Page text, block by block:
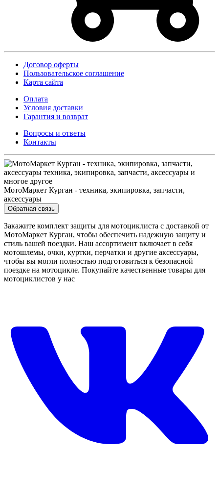
Договор оферты
Пользовательское соглашение
Карта сайта
Оплата
Условия доставки
Гарантия и возврат
Вопросы и ответы
Контакты
МотоМаркет Курган - техника, экипировка, запчасти,
аксессуары
Обратная связь
Закажите комплект защиты для мотоциклиста с доставкой от
МотоМаркет Курган, чтобы обеспечить надежную защиту и
стиль вашей поездки. Наш ассортимент включает в себя
мотошлемы, очки, куртки, перчатки и другие аксессуары,
чтобы вы могли полностью подготовиться к безопасной
поездке на мотоцикле. Покупайте качественные товары для
мотоциклистов у нас